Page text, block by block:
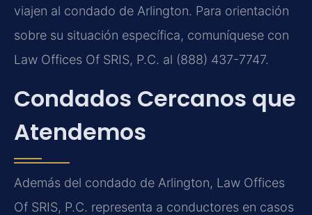
viajen al condado de Arlington. Para orientación
sobre su situación específica, comuníquese con
Law Offices Of SRIS, P.C. al (888) 437-7747.
Condados Cercanos que
Atendemos
Además del condado de Arlington, Law Offices
Of SRIS, P.C. representa a conductores en casos